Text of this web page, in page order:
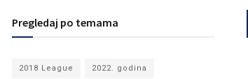
Pregledaj po temama
2018 League 2022. godina